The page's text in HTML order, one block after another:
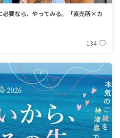
必要なら、やってみる。「直売所×カ
134